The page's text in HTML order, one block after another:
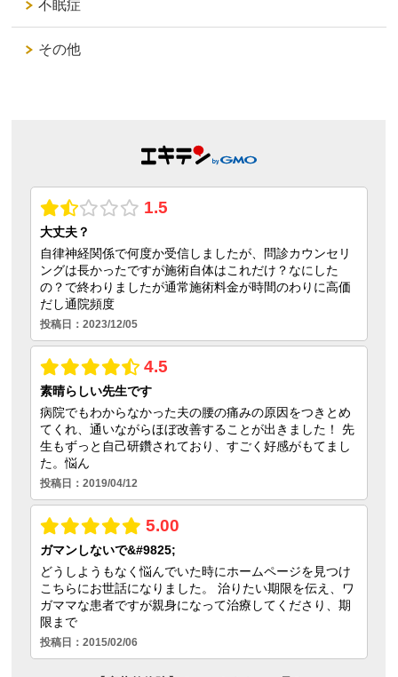
不眠症
その他